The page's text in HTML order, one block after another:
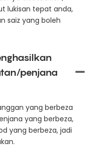
lukisan tepat anda,
saiz yang boleh
penjana
yang berbeza
yang berbeza,
yang berbeza, jadi